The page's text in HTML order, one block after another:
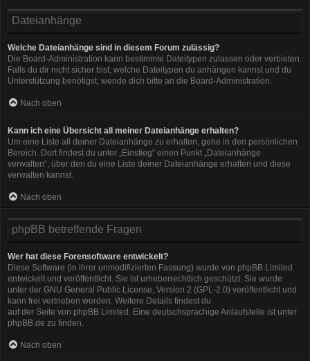
Dateianhänge
Welche Dateianhänge sind in diesem Forum zulässig?
Die Board-Administration kann bestimmte Dateitypen zulassen oder verbieten.
Falls du dir nicht sicher bist, welche Dateitypen du anhängen kannst und du
Unterstützung benötigst, wende dich bitte an die Board-Administration.
Nach oben
Kann ich eine Übersicht all meiner Dateianhänge erhalten?
Um eine Liste all deiner Dateianhänge zu erhalten, gehe in den persönlichen
Bereich. Dort findest du unter „Einstieg“ einen Punkt „Dateianhänge
verwalten“, über den du eine Liste deiner Dateianhänge erhalten und diese
verwalten kannst.
Nach oben
phpBB betreffende Fragen
Wer hat diese Forensoftware entwickelt?
Diese Software (in ihrer unmodifizierten Fassung) wurde von phpBB Limited
entwickelt und veröffentlicht. Sie ist urheberrechtlich geschützt. Sie wurde
unter der GNU General Public License, Version 2 (GPL-2.0) veröffentlicht und
kann frei vertrieben werden. Weitere Details findest du
auf der Seite von phpBB Limited . Eine deutschsprachige Anlaufstelle ist unter
phpBB.de zu finden.
Nach oben